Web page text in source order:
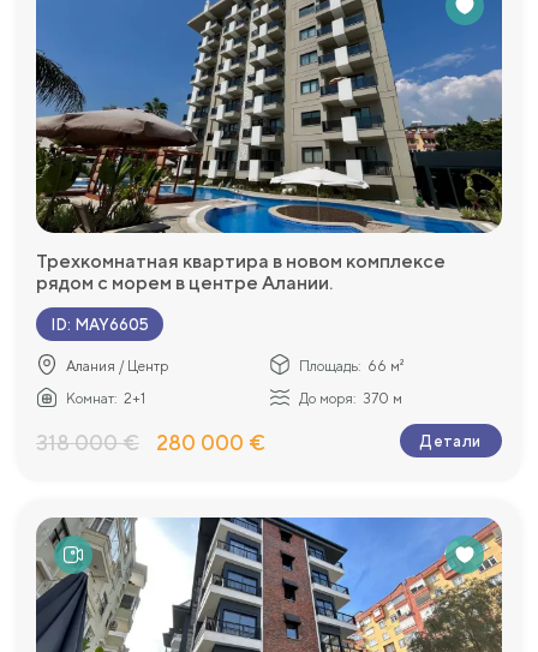
Трехкомнатная квартира в новом комплексе
рядом с морем в центре Алании.
ID: MAY6605
Алания / Центр Площадь: 66 м²
Комнат: 2+1 До моря: 370 м
318 000 € 280 000 € Детали